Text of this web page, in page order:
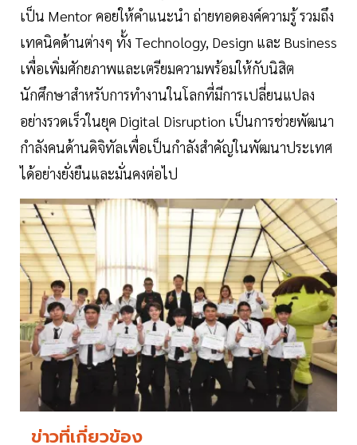
เป็น Mentor คอยให้คำแนะนำ ถ่ายทอดองค์ความรู้ รวมถึง
เทคนิคด้านต่างๆ ทั้ง Technology, Design และ Business
เพื่อเพิ่มศักยภาพและเตรียมความพร้อมให้กับนิสิต
นักศึกษาสำหรับการทำงานในโลกที่มีการเปลี่ยนแปลง
อย่างรวดเร็วในยุค Digital Disruption เป็นการช่วยพัฒนา
กำลังคนด้านดิจิทัลเพื่อเป็นกำลังสำคัญในพัฒนาประเทศ
ได้อย่างยั่งยืนและมั่นคงต่อไป
ข่าวที่เกี่ยวข้อง